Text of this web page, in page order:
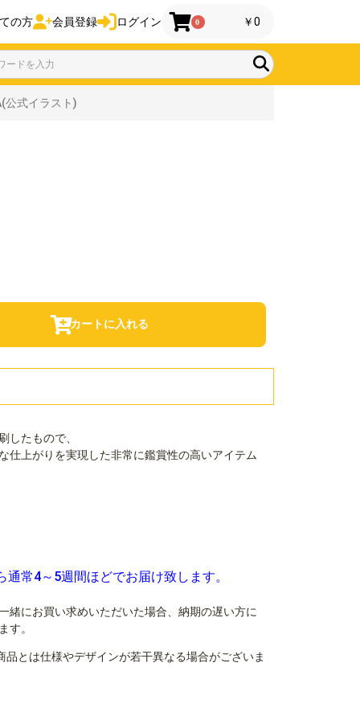
の方 会員登録 ログイン 0 ￥0
式イラスト)
カートに入れる
したもので、
仕上がりを実現した非常に鑑賞性の高いアイテム
常4～5週間ほどでお届け致します。
緒にお買い求めいただいた場合、納期の遅い方に
す。
とは仕様やデザインが若干異なる場合がございま